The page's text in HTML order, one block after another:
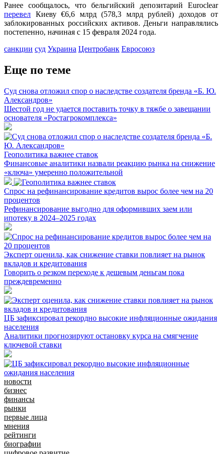
Ранее сообщалось, что бельгийский депозитарий Euroclear
перевел Киеву €6,6 млрд (578,3 млрд рублей) доходов от
заблокированных российских активов. Деньги направлялись
постепенно, начиная с 15 февраля 2024 года.
санкции суд Украина Центробанк Евросоюз
Еще по теме
Суд снова отложил спор о наследстве создателя бренда «Б. Ю.
Александров»
Шестой год не удается поставить точку в тяжбе о завещании
основателя «Ростагрокомплекса»
Геополитика важнее ставок
Финансовые аналитики назвали реакцию рынка на снижение
«ключа» умеренно положительной
Спрос на рефинансирование кредитов вырос более чем на 20
процентов
Рефинансирование выгодно для оформивших заем или
ипотеку в 2024–2025 годах
Эксперт оценила, как снижение ставки повлияет на рынок
вкладов и кредитования
Говорить о резком переходе к дешевым деньгам пока
преждевременно
ЦБ зафиксировал рекордно высокие инфляционные ожидания
населения
Аналитики прогнозируют остановку курса на смягчение
ключевой ставки
новости
бизнес
финансы
рынки
первые лица
мнения
рейтинги
биографии